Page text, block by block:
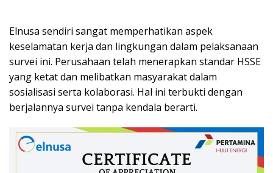
Elnusa sendiri sangat memperhatikan aspek
keselamatan kerja dan lingkungan dalam pelaksanaan
survei ini. Perusahaan telah menerapkan standar HSSE
yang ketat dan melibatkan masyarakat dalam
sosialisasi serta kolaborasi. Hal ini terbukti dengan
berjalannya survei tanpa kendala berarti.